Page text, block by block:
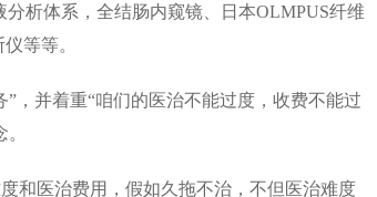
分析体系，全结肠内窥镜、日本OLMPUS纤维
等等。
并着重“咱们的医治不能过度，收费不能过
医治费用，假如久拖不治，不但医治难度